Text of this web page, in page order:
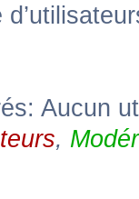
Aucun
,